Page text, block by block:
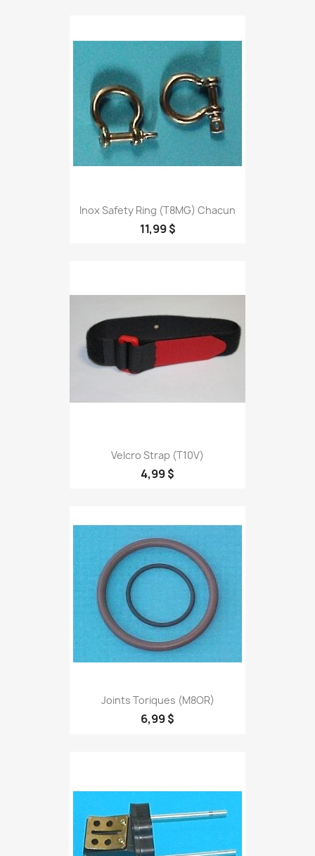
Inox Safety Ring (T8MG) Chacun
11,99 $
Velcro Strap (T10V)
4,99 $
Joints Toriques (M8OR)
6,99 $